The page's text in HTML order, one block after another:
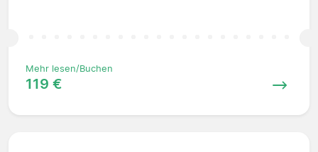
Mehr lesen/Buchen
119 €